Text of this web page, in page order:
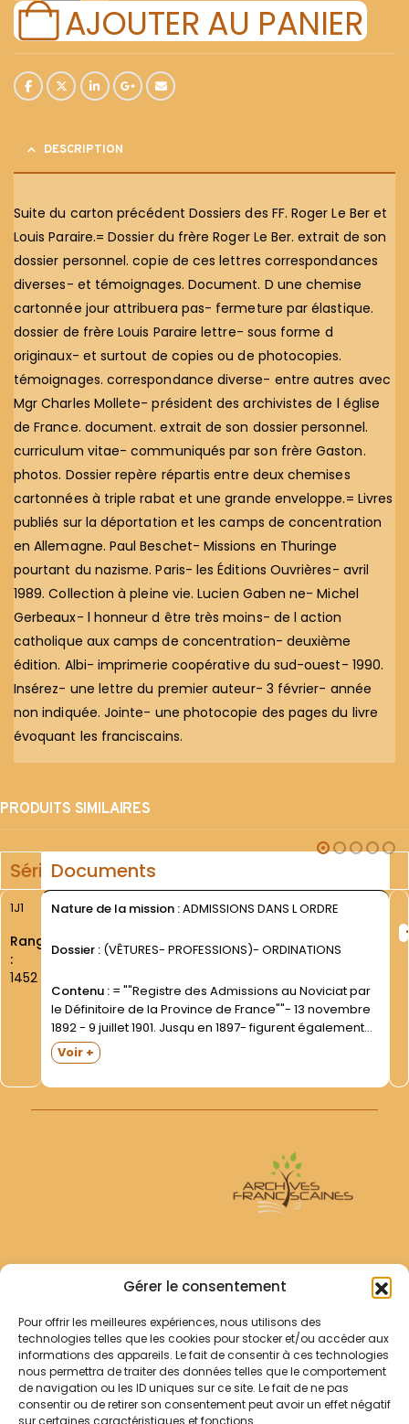
Gérer le consentement
Pour offrir les meilleures expériences, nous utilisons des
technologies telles que les cookies pour stocker et/ou accéder aux
informations des appareils. Le fait de consentir à ces technologies
nous permettra de traiter des données telles que le comportement
de navigation ou les ID uniques sur ce site. Le fait de ne pas
consentir ou de retirer son consentement peut avoir un effet négatif
sur certaines caractéristiques et fonctions.
AJOUTER AU PANIER
DESCRIPTION
Suite du carton précédent Dossiers des FF. Roger Le Ber et
Louis Paraire.= Dossier du frère Roger Le Ber. extrait de son
dossier personnel. copie de ces lettres correspondances
diverses- et témoignages. Document. D une chemise
cartonnée jour attribuera pas- fermeture par élastique.
dossier de frère Louis Paraire lettre- sous forme d
originaux- et surtout de copies ou de photocopies.
témoignages. correspondance diverse- entre autres avec
Mgr Charles Mollete- président des archivistes de l église
de France. document. extrait de son dossier personnel.
curriculum vitae- communiqués par son frère Gaston.
photos. Dossier repère répartis entre deux chemises
cartonnées à triple rabat et une grande enveloppe.= Livres
publiés sur la déportation et les camps de concentration
en Allemagne. Paul Beschet- Missions en Thuringe
pourtant du nazisme. Paris- les Éditions Ouvrières- avril
1989. Collection à pleine vie. Lucien Gaben ne- Michel
Gerbeaux- l honneur d être très moins- de l action
catholique aux camps de concentration- deuxième
édition. Albi- imprimerie coopérative du sud-ouest- 1990.
Insérez- une lettre du premier auteur- 3 février- année
non indiquée. Jointe- une photocopie des pages du livre
évoquant les franciscains.
PRODUITS SIMILAIRES
SérieDocuments
1J1
Rang
:
1452
Nature de la mission :ADMISSIONS DANS L ORDRE
Dossier : (VÊTURES- PROFESSIONS)- ORDINATIONS
Contenu := ""Registre des Admissions au Noviciat par
le Définitoire de la Province de France""- 13 novembre
1892 - 9 juillet 1901. Jusqu en 1897- figurent également
des admissions d oblats..Cahier relié pleine toile
noire- portant au dos la double numérotation...
Voir +
Archives Franciscaines
RECHERCHER
Comment chercher ?
Les archives
Notre démarche